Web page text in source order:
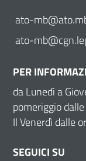
ato-
ato-
PER
da Lunedì a
pomeriggio
Il Venerdì dalle
SEGUICI SU